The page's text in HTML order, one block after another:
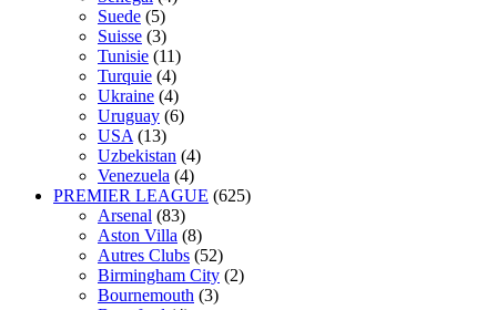
Suede (5)
Suisse (3)
Tunisie (11)
Turquie (4)
Ukraine (4)
Uruguay (6)
USA (13)
Uzbekistan (4)
Venezuela (4)
PREMIER LEAGUE (625)
Arsenal (83)
Aston Villa (8)
Autres Clubs (52)
Birmingham City (2)
Bournemouth (3)